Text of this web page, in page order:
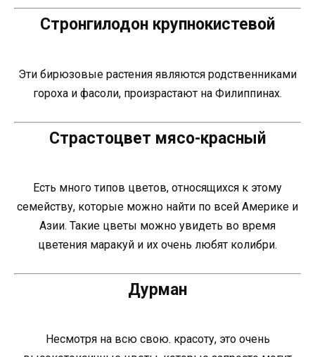
Стронгилодон крупнокистевой
Эти бирюзовые растения являются родственниками
гороха и фасоли, произрастают на Филиппинах.
Страстоцвет мясо-красный
Есть много типов цветов, относящихся к этому
семейству, которые можно найти по всей Америке и
Азии. Такие цветы можно увидеть во время
цветения маракуй и их очень любят колибри.
Дурман
Несмотря на всю свою. красоту, это очень